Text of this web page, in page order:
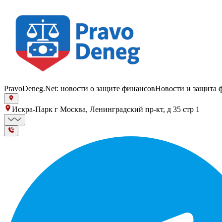
PravoDeneg.Net: новости о защите финансовНовости и защита
Искра-Парк г Москва, Ленинградский пр-кт, д 35 стр 1